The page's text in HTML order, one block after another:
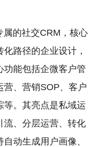
属的社交CRM，核心
路径的企业设计，
功能包括企微客户管
营、营销SOP、客户
等。其亮点是私域运
流、分层运营、转化
动生成用户画像、